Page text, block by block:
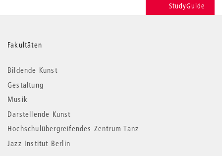
StudyGuide
Weitere
Informationen
Fakultäten
Bildende Kunst
Gestaltung
Musik
Darstellende Kunst
Hochschulübergreifendes Zentrum Tanz
Jazz Institut Berlin